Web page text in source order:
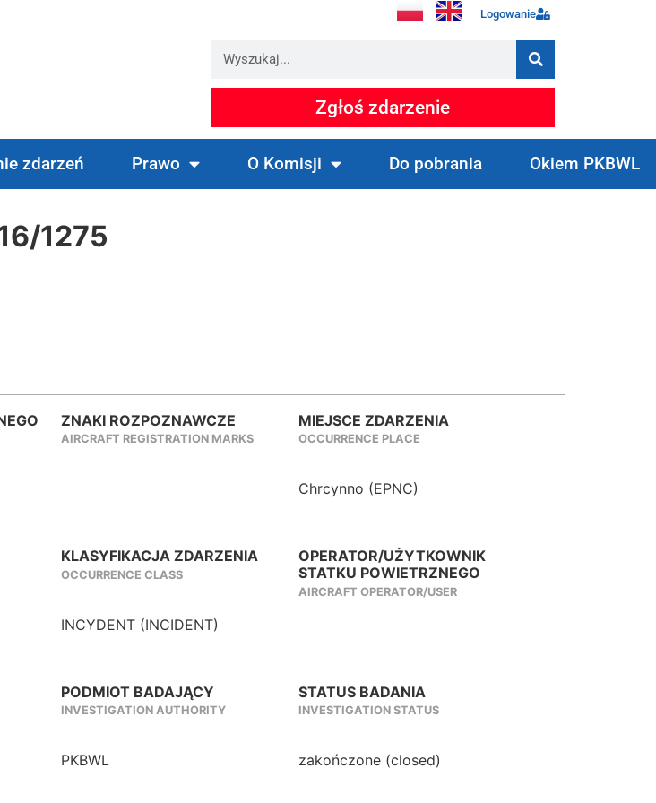
Logowanie
Zgłoś zdarzenie
zdarzeń Prawo O Komisji Do pobrania Okiem PKBWL
1275
ZNAKI ROZPOZNAWCZE
AIRCRAFT REGISTRATION MARKS
MIEJSCE ZDARZENIA
OCCURRENCE PLACE
Chrcynno (EPNC)
KLASYFIKACJA ZDARZENIA
OCCURRENCE CLASS
INCYDENT (INCIDENT)
OPERATOR/UŻYTKOWNIK
STATKU POWIETRZNEGO
AIRCRAFT OPERATOR/USER
PODMIOT BADAJĄCY
INVESTIGATION AUTHORITY
PKBWL
STATUS BADANIA
INVESTIGATION STATUS
zakończone (closed)